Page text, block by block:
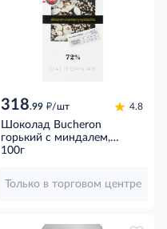
318.99 д/шт 4.8
Шоколад Bucheron
горький с миндалем,
клюквой и фисташками
100г
Только в торговом центре